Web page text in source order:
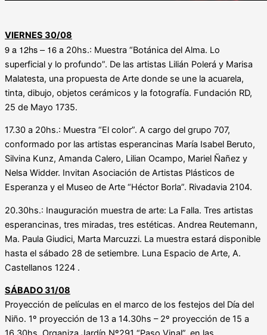
VIERNES 30/08
9 a 12hs – 16 a 20hs.: Muestra “Botánica del Alma. Lo
superficial y lo profundo”. De las artistas Lilián Polerá y Marisa
Malatesta, una propuesta de Arte donde se une la acuarela,
tinta, dibujo, objetos cerámicos y la fotografía. Fundación RD,
25 de Mayo 1735.
17.30 a 20hs.: Muestra “El color”. A cargo del grupo 707,
conformado por las artistas esperancinas María Isabel Beruto,
Silvina Kunz, Amanda Calero, Lilian Ocampo, Mariel Ñañez y
Nelsa Widder. Invitan Asociación de Artistas Plásticos de
Esperanza y el Museo de Arte “Héctor Borla”. Rivadavia 2104.
20.30hs.: Inauguración muestra de arte: La Falla. Tres artistas
esperancinas, tres miradas, tres estéticas. Andrea Reutemann,
Ma. Paula Giudici, Marta Marcuzzi. La muestra estará disponible
hasta el sábado 28 de setiembre. Luna Espacio de Arte, A.
Castellanos 1224 .
SÁBADO 31/08
Proyección de películas en el marco de los festejos del Día del
Niño. 1º proyección de 13 a 14.30hs – 2º proyección de 15 a